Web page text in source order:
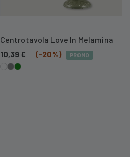
Centrotavola Love In Melamina
10,39 € (-20%) PROMO